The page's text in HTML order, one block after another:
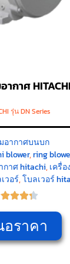
ากาศ
รุ่น DN Series
อากาศบนบก
blower,ring
กาศ hitachi,เครื่
วอร์,โบลเวอร์

ราคา